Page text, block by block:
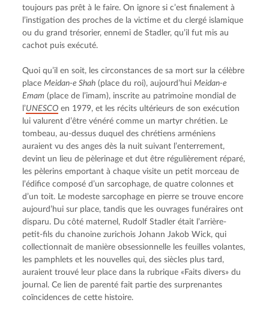
toujours pas prêt à le faire. On ignore si c’est finalement à
l’instigation des proches de la victime et du clergé islamique
ou du grand trésorier, ennemi de Stadler, qu’il fut mis au
cachot puis exécuté.
Quoi qu’il en soit, les circonstances de sa mort sur la célèbre
place Meidan-e Shah (place du roi), aujourd’hui Meidan-e
Emam (place de l’imam), inscrite au patrimoine mondial de
l’UNESCO en 1979, et les récits ultérieurs de son exécution
lui valurent d’être vénéré comme un martyr chrétien. Le
tombeau, au-dessus duquel des chrétiens arméniens
auraient vu des anges dès la nuit suivant l’enterrement,
devint un lieu de pèlerinage et dut être régulièrement réparé,
les pèlerins emportant à chaque visite un petit morceau de
l’édifice composé d’un sarcophage, de quatre colonnes et
d’un toit. Le modeste sarcophage en pierre se trouve encore
aujourd’hui sur place, tandis que les ouvrages funéraires ont
disparu. Du côté maternel, Rudolf Stadler était l’arrière-
petit-fils du chanoine zurichois Johann Jakob Wick, qui
collectionnait de manière obsessionnelle les feuilles volantes,
les pamphlets et les nouvelles qui, des siècles plus tard,
auraient trouvé leur place dans la rubrique «Faits divers» du
journal. Ce lien de parenté fait partie des surprenantes
coïncidences de cette histoire.